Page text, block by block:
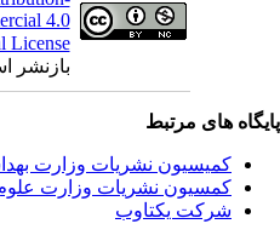
4.0
License
بازنشر
های مرتبط
کمیسیون نشریات وزارت
کمسیون نشریات وزارت علوم
شرکت یکتاوب